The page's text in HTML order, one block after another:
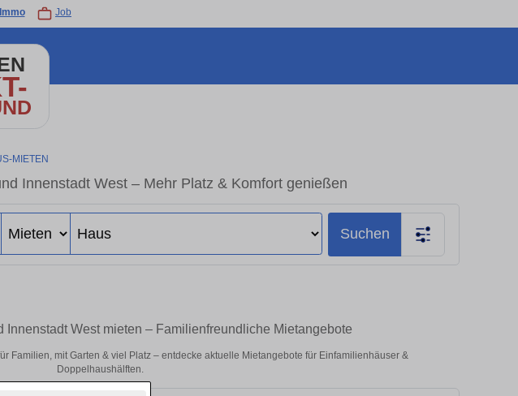
Immo Job
MIETEN
Innenstadt West – Mehr Platz & Komfort genießen
Suchen
Innenstadt West mieten – Familienfreundliche Mietangebote
Familien, mit Garten & viel Platz – entdecke aktuelle Mietangebote für Einfamilienhäuser &
Doppelhaushälften.